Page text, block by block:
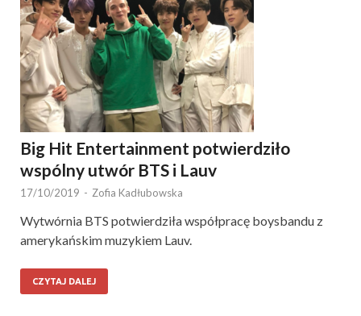
Big Hit Entertainment potwierdziło
wspólny utwór BTS i Lauv
17/10/2019 - Zofia Kadłubowska
Wytwórnia BTS potwierdziła współpracę boysbandu z
amerykańskim muzykiem Lauv.
CZYTAJ DALEJ